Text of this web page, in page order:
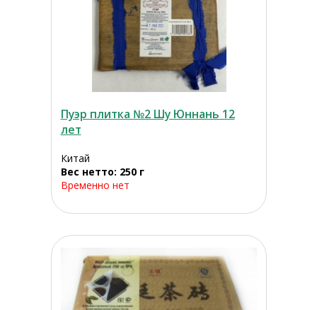
Пуэр плитка №2 Шу Юннань 12
лет
Китай
Вес нетто: 250 г
Временно нет